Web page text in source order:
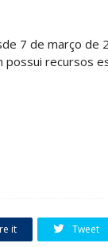
7 de março de
recursos
it Tweet